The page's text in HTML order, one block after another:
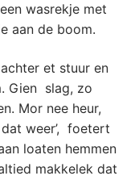
wasrekje met
aan de boom.
et stuur en
Gien slag, zo
Mor nee heur,
weer’, foetert
loaten hemmen
makkelek dat